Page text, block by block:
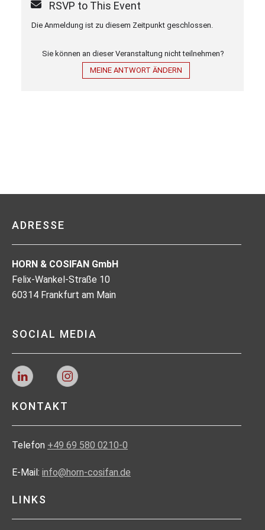
RSVP to This Event
Die Anmeldung ist zu diesem Zeitpunkt geschlossen.
Sie können an dieser Veranstaltung nicht teilnehmen?
MEINE ANTWORT ÄNDERN
ADRESSE
HORN & COSIFAN GmbH
Felix-Wankel-Straße 10
60314 Frankfurt am Main
SOCIAL MEDIA
KONTAKT
Telefon +49 69 580 0210-0
E-Mail: info@horn-cosifan.de
LINKS